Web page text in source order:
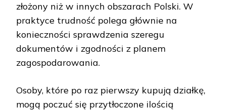
złożony niż w innych obszarach Polski. W
praktyce trudność polega głównie na
konieczności sprawdzenia szeregu
dokumentów i zgodności z planem
zagospodarowania.
Osoby, które po raz pierwszy kupują działkę,
mogą poczuć się przytłoczone ilością